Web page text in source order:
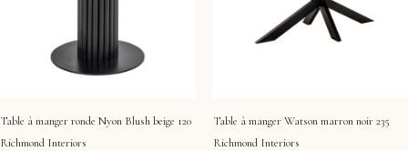
Table à manger ronde Nyon Blush beige 120
Richmond Interiors
Table à manger Watson marron noir 235
Richmond Interiors